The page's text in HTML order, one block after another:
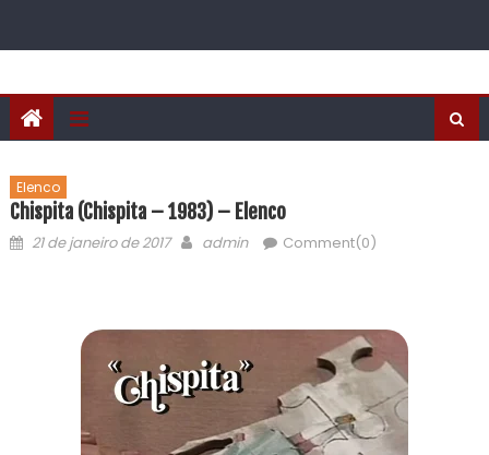
Elenco
Chispita (Chispita – 1983) – Elenco
21 de janeiro de 2017 admin Comment(0)